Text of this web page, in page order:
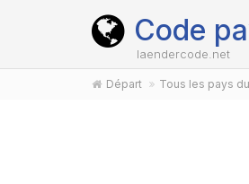
Code
laendercode.net
Départ Tous les pays